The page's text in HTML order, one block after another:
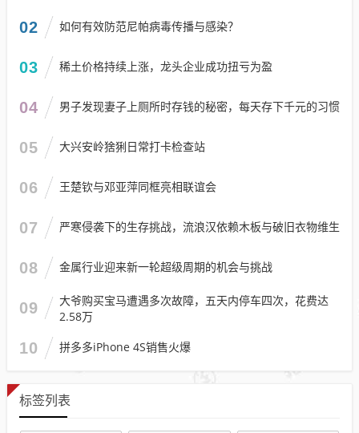
02 如何有效防范尼帕病毒传播与感染？
03 稀土价格持续上涨，龙头企业成功扭亏为盈
04 男子发现妻子上厕所时存钱的秘密，每天存下千元的习惯
05 大兴安岭猞猁日常打卡检查站
06 王楚钦与邓亚萍同框亮相联谊会
07 严寒侵袭下的生存挑战，流浪汉依赖木板与破旧衣物维生
08 金属行业迎来新一轮超级周期的机会与挑战
09
大爷购买宝马遭遇多次故障，五天内停车四次，花费达
2.58万
10 拼多多iPhone 4S销售火爆
标签列表